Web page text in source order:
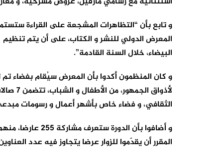
و تابع بأن “التظاهرات المشجعة على القراءة
المعرض الدولي للنشر و الكتاب، على أن يتم تنظيم
البيضاء، خلال السنة القادمة”.
و كان المنظمون أكدوا بأن المعرض سيُقام بفضاء
الثقافي، و فضاء خاص بأشهر أعمال و رسومات
المقرر أن يقدّموا للزوار عرضا يتجاوز فيه عدد العناوين 35 ألف عنوان، أي بمجموع نسخ يتجاوز 100 ألف